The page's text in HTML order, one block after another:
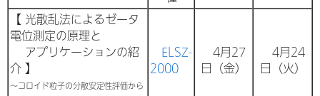
【 光散乱法によるゼータ
電位測定の原理と
アプリケーションの紹
介 】
～コロイド粒子の分散安定性評価から
ELSZ-
2000
4月27
日（金）
4月24
日（火）